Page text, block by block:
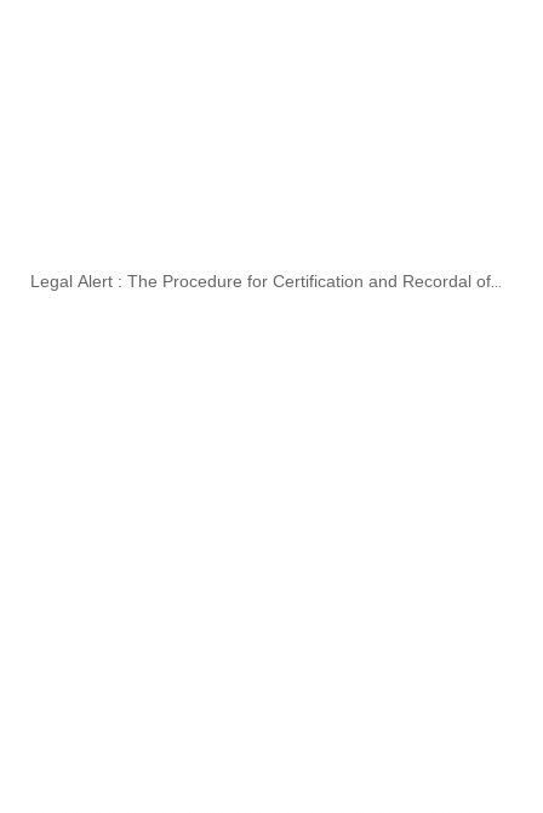
Legal Alert : The Procedure for Certification and Recordal of